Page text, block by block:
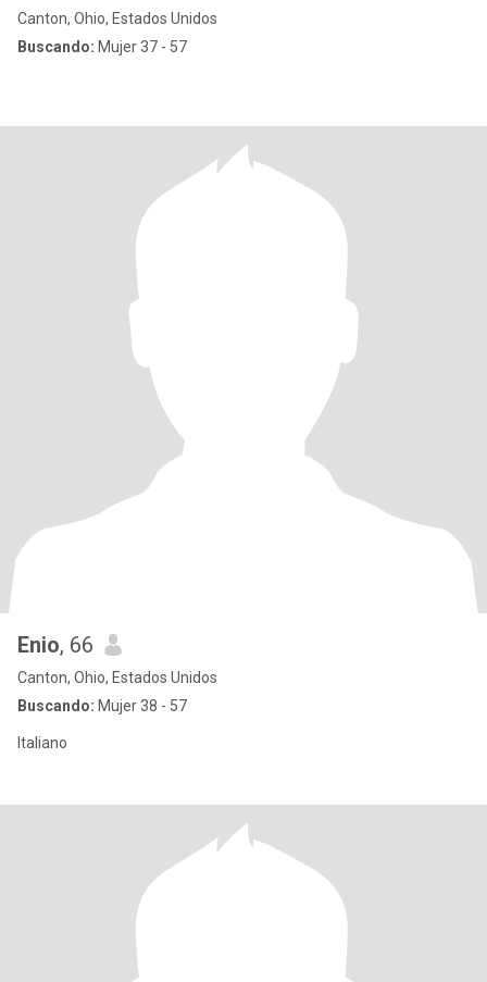
Canton, Ohio, Estados Unidos
Buscando: Mujer 37 - 57
Enio, 66
Canton, Ohio, Estados Unidos
Buscando: Mujer 38 - 57
Italiano